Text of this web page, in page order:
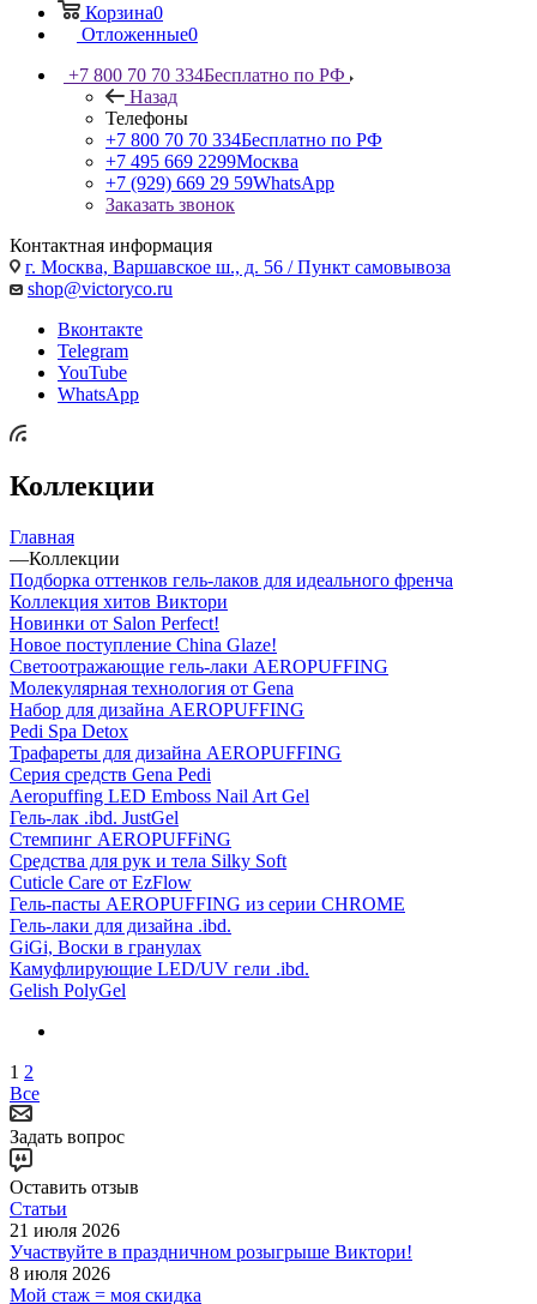
Корзина0
Отложенные0
+7 800 70 70 334Бесплатно по РФ
Назад
Телефоны
+7 800 70 70 334Бесплатно по РФ
+7 495 669 2299Москва
+7 (929) 669 29 59WhatsApp
Заказать звонок
Контактная информация
г. Москва, Варшавское ш., д. 56 / Пункт самовывоза
shop@victoryco.ru
Вконтакте
Telegram
YouTube
WhatsApp
Коллекции
Главная
—Коллекции
Подборка оттенков гель-лаков для идеального френча
Коллекция хитов Виктори
Новинки от Salon Perfect!
Новое поступление China Glaze!
Светоотражающие гель-лаки AEROPUFFING
Молекулярная технология от Gena
Набор для дизайна AEROPUFFING
Pedi Spa Detox
Трафареты для дизайна AEROPUFFING
Серия средств Gena Pedi
Aeropuffing LED Emboss Nail Art Gel
Гель-лак .ibd. JustGel
Стемпинг AEROPUFFiNG
Средства для рук и тела Silky Soft
Cuticle Care от EzFlow
Гель-пасты AEROPUFFING из серии CHROME
Гель-лаки для дизайна .ibd.
GiGi, Воски в гранулах
Камуфлирующие LED/UV гели .ibd.
Gelish PolyGel
1 2
Все
Задать вопрос
Оставить отзыв
Статьи
21 июля 2026
Участвуйте в праздничном розыгрыше Виктори!
8 июля 2026
Мой стаж = моя скидка